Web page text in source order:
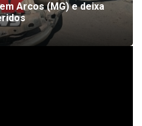
Arcos (MG) e deixa